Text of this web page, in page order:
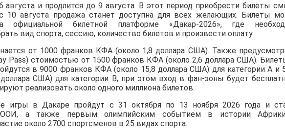
августа и продлится до 9 августа. В этот период приобрести билеты
10 августа продажа станет доступна для всех желающих. Билеты
официальной билетной платформе «Дакар-2026», где
вид спорта, сессию, количество билетов и произвести оплату.
от 1000 франков КФА (около 1,8 доллара США). Также
Pass) стоимостью от 1500 франков КФА (около 2,6 доллара США).
в 9000 франков КФА (около 15,8 доллара США) для категории A и
США) для категории B, при этом вход в фан-зоны будет
реализовать около одного миллиона билетов.
игры в Дакаре пройдут с 31 октября по 13 ноября 2026 года и
а также первым олимпийским событием в истории
около 2700 спортсменов в 25 видах спорта.